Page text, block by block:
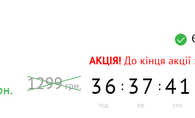
1299грн.
АКЦІЯ! До кінця
36
год
: 37
хв
: 41
сек